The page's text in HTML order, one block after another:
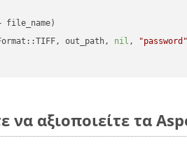
file_name)
out_path,
nil , "password"
να αξιοποιείτε τα